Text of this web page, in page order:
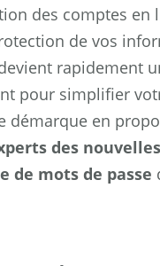
des comptes en
de vos
rapidement
pour simplifier
démarque en
des
de mots de passe